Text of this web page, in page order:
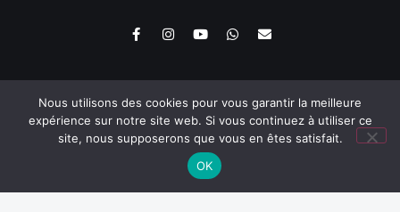
Nos disciplines
Boxe thaï
Tai Chi et Qi Gong
Nous utilisons des cookies pour vous garantir la meilleure
expérience sur notre site web. Si vous continuez à utiliser ce
site, nous supposerons que vous en êtes satisfait.
OK